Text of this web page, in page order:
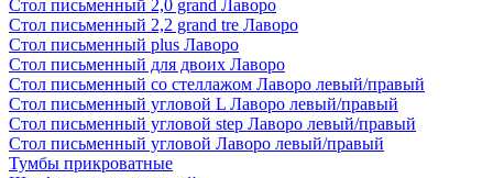
Стол письменный 2,0 grand Лаворо
Стол письменный 2,2 grand tre Лаворо
Стол письменный plus Лаворо
Стол письменный для двоих Лаворо
Стол письменный со стеллажом Лаворо левый/правый
Стол письменный угловой L Лаворо левый/правый
Стол письменный угловой step Лаворо левый/правый
Стол письменный угловой Лаворо левый/правый
Тумбы прикроватные